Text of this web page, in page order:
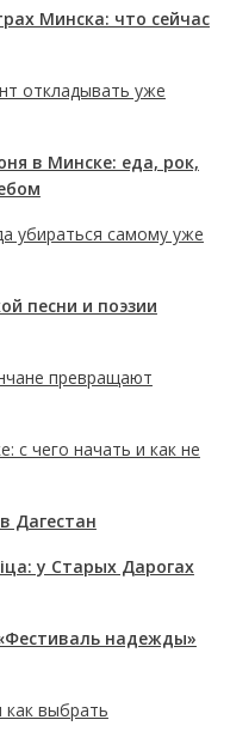
Минска: что сейчас
откладывать уже
в Минске: еда, рок,
убираться самому уже
песни и поэзии
превращают
с чего начать и как не
Дагестан
у Старых Дарогах
надежды»
выбрать